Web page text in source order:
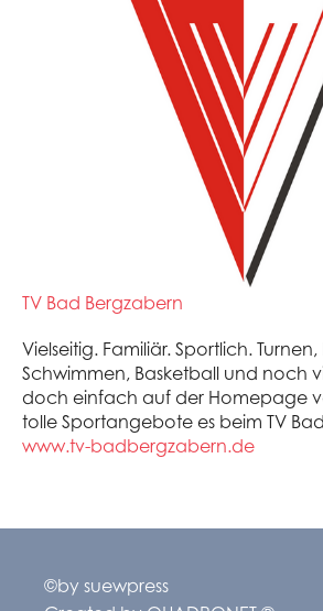
TV Bad Bergzabern
Vielseitig. Familiär. Sportlich.
Schwimmen, Basketball und noch
doch einfach auf der Homepage
tolle Sportangebote es beim TV
www.tv-badbergzabern.de
©by suewpress